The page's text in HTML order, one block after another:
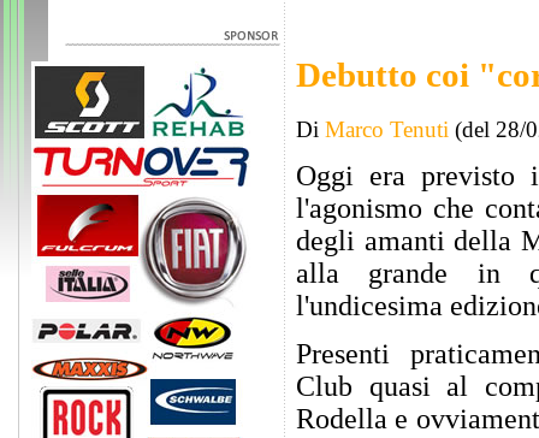
Debutto coi
Di Marco Tenuti (del 28/
Oggi era previsto
l'agonismo che
degli amanti della
alla grande in
l'undicesima
Presenti
Club quasi al
Rodella e